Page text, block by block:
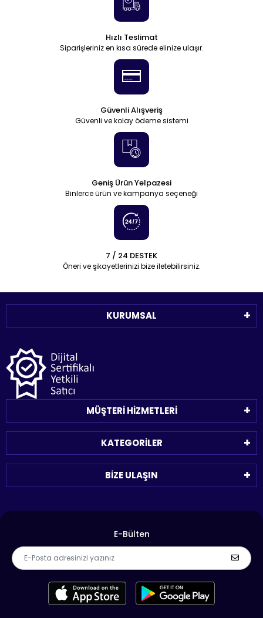
Hızlı Teslimat
Siparişleriniz en kısa sürede elinize ulaşır.
Güvenli Alışveriş
Güvenli ve kolay ödeme sistemi
Geniş Ürün Yelpazesi
Binlerce ürün ve kampanya seçeneği
7 / 24 DESTEK
Öneri ve şikayetlerinizi bize iletebilirsiniz.
KURUMSAL
MÜŞTERİ HİZMETLERİ
KATEGORİLER
BİZE ULAŞIN
E-Bülten